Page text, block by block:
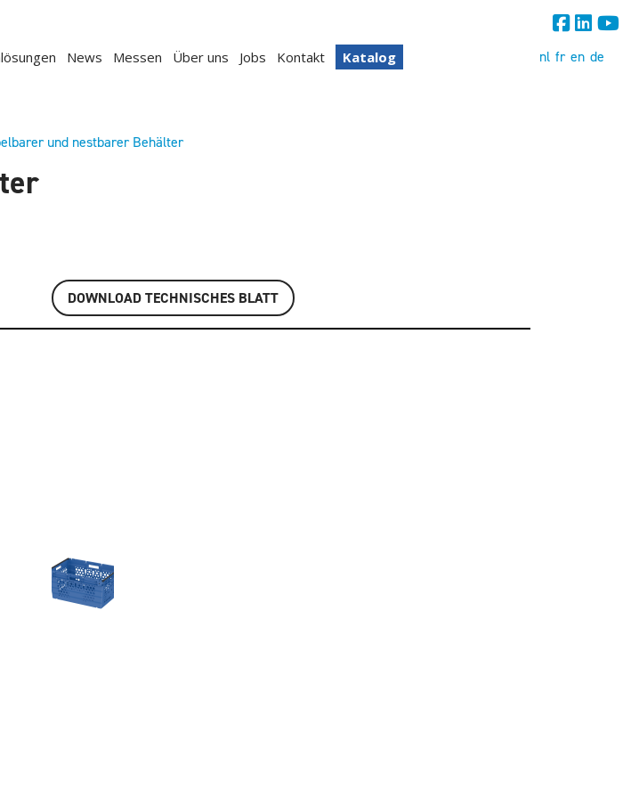
News Messen Über uns Jobs Kontakt Katalog nl fr en de
und nestbarer Behälter
DOWNLOAD TECHNISCHES BLATT